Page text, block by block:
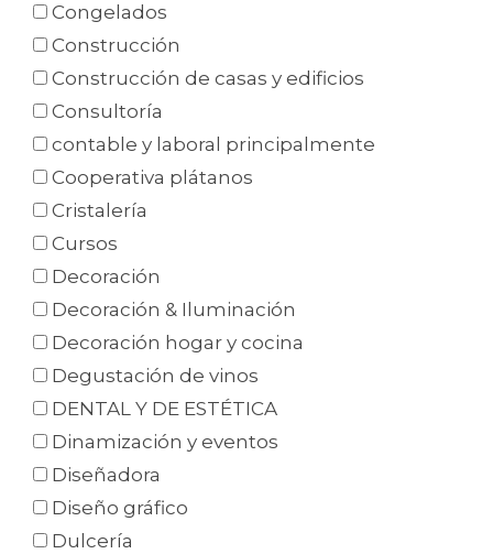
Congelados
Construcción
Construcción de casas y edificios
Consultoría
contable y laboral principalmente
Cooperativa plátanos
Cristalería
Cursos
Decoración
Decoración & Iluminación
Decoración hogar y cocina
Degustación de vinos
DENTAL Y DE ESTÉTICA
Dinamización y eventos
Diseñadora
Diseño gráfico
Dulcería